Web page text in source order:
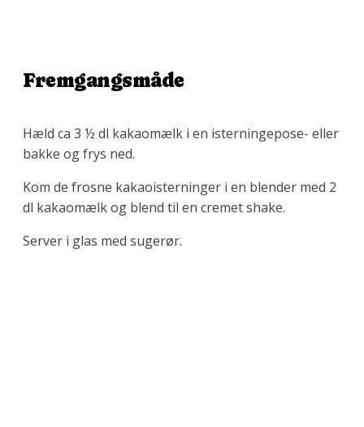
Fremgangsmåde
Hæld ca 3 ½ dl kakaomælk i en isterningepose- eller
bakke og frys ned.
Kom de frosne kakaoisterninger i en blender med 2
dl kakaomælk og blend til en cremet shake.
Server i glas med sugerør.